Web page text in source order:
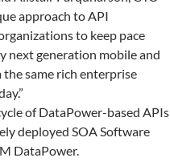
approach to API
to keep pace
next generation mobile and
same rich enterprise
of DataPower-based APIs
deployed SOA Software
DataPower.